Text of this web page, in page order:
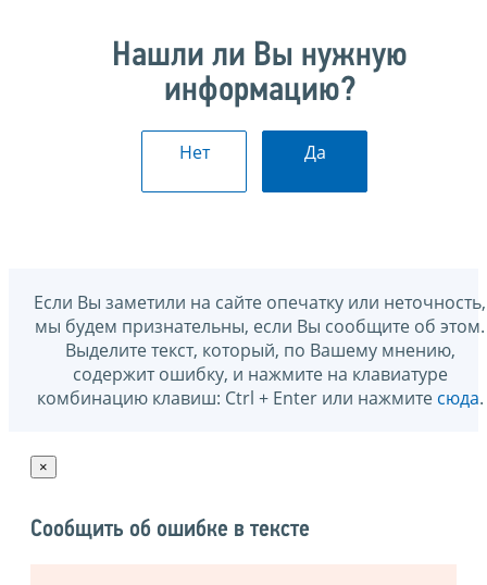
Нашли ли Вы нужную
информацию?
Нет Да
Если Вы заметили на сайте опечатку или неточность,
мы будем признательны, если Вы сообщите об этом.
Выделите текст, который, по Вашему мнению,
содержит ошибку, и нажмите на клавиатуре
комбинацию клавиш: Ctrl + Enter или нажмите сюда.
×
Сообщить об ошибке в тексте